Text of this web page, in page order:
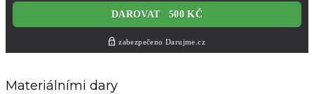
Materiálními dary